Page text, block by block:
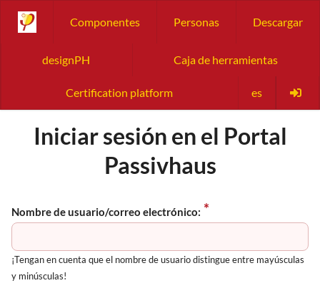
Componentes Personas Descargar
designPH Caja de herramientas
Certification platform es
Iniciar sesión en el Portal
Passivhaus
Nombre de usuario/correo electrónico:
¡Tengan en cuenta que el nombre de usuario distingue entre mayúsculas
y minúsculas!